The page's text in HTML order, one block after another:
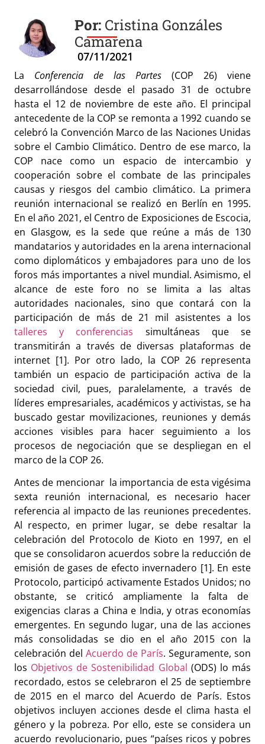
Cristina Gonzáles
Camarena
La Conferencia de las Partes (COP 26) viene
desarrollándose desde el pasado 31 de octubre
hasta el 12 de noviembre de este año. El principal
antecedente de la COP se remonta a 1992 cuando se
celebró la Convención Marco de las Naciones Unidas
sobre el Cambio Climático. Dentro de ese marco, la
COP nace como un espacio de intercambio y
cooperación sobre el combate de las principales
causas y riesgos del cambio climático. La primera
reunión internacional se realizó en Berlín en 1995.
En el año 2021, el Centro de Exposiciones de Escocia,
en Glasgow, es la sede que reúne a más de 130
mandatarios y autoridades en la arena internacional
como diplomáticos y embajadores para uno de los
foros más importantes a nivel mundial. Asimismo, el
alcance de este foro no se limita a las altas
autoridades nacionales, sino que contará con la
participación de más de 21 mil asistentes a los
talleres y conferencias simultáneas que se
transmitirán a través de diversas plataformas de
internet [1]. Por otro lado, la COP 26 representa
también un espacio de participación activa de la
sociedad civil, pues, paralelamente, a través de
líderes empresariales, académicos y activistas, se ha
buscado gestar movilizaciones, reuniones y demás
acciones visibles para hacer seguimiento a los
procesos de negociación que se despliegan en el
marco de la COP 26.
Antes de mencionar la importancia de esta vigésima
sexta reunión internacional, es necesario hacer
referencia al impacto de las reuniones precedentes.
Al respecto, en primer lugar, se debe resaltar la
celebración del Protocolo de Kioto en 1997, en el
que se consolidaron acuerdos sobre la reducción de
emisión de gases de efecto invernadero [1]. En este
Protocolo, participó activamente Estados Unidos; no
obstante, se criticó ampliamente la falta de
exigencias claras a China e India, y otras economías
emergentes. En segundo lugar, una de las acciones
más consolidadas se dio en el año 2015 con la
celebración del Acuerdo de París. Seguramente, son
los Objetivos de Sostenibilidad Global (ODS) lo más
recordado, estos se celebraron el 25 de septiembre
de 2015 en el marco del Acuerdo de París. Estos
objetivos incluyen acciones desde el clima hasta el
género y la pobreza. Por ello, este se considera un
acuerdo revolucionario, pues “países ricos y pobres
07/11/2021